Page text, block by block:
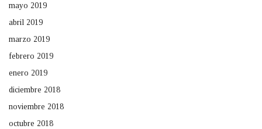
mayo 2019
abril 2019
marzo 2019
febrero 2019
enero 2019
diciembre 2018
noviembre 2018
octubre 2018